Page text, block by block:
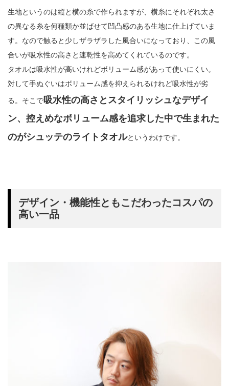
生地というのは縦と横の糸で作られますが、横糸にそれぞれ太さ
の異なる糸を何種類か並ばせて凹凸感のある生地に仕上げていま
す。なので触ると少しザラザラした風合いになっており、この風
合いが吸水性の高さと速乾性を高めてくれているのです。
タオルは吸水性が高いけれどボリューム感があって使いにくい。
対して手ぬぐいはボリューム感を抑えられるけれど吸水性が劣
る。そこで吸水性の高さとスタイリッシュなデザイ
ン、控えめなボリューム感を追求した中で生まれた
のがシュッテのライトタオルというわけです。
デザイン・機能性ともこだわったコスパの
高い一品